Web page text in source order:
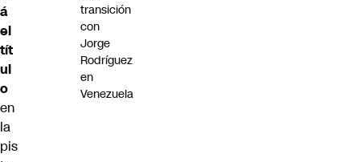
á
el
tít
ul
o
en
la
pis
transición
con
Jorge
Rodríguez
en
Venezuela